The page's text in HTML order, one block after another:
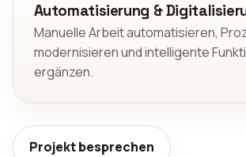
Automatisierung &
Manuelle Arbeit automatisieren,
modernisieren und intelligente
ergänzen.
Projekt besprechen